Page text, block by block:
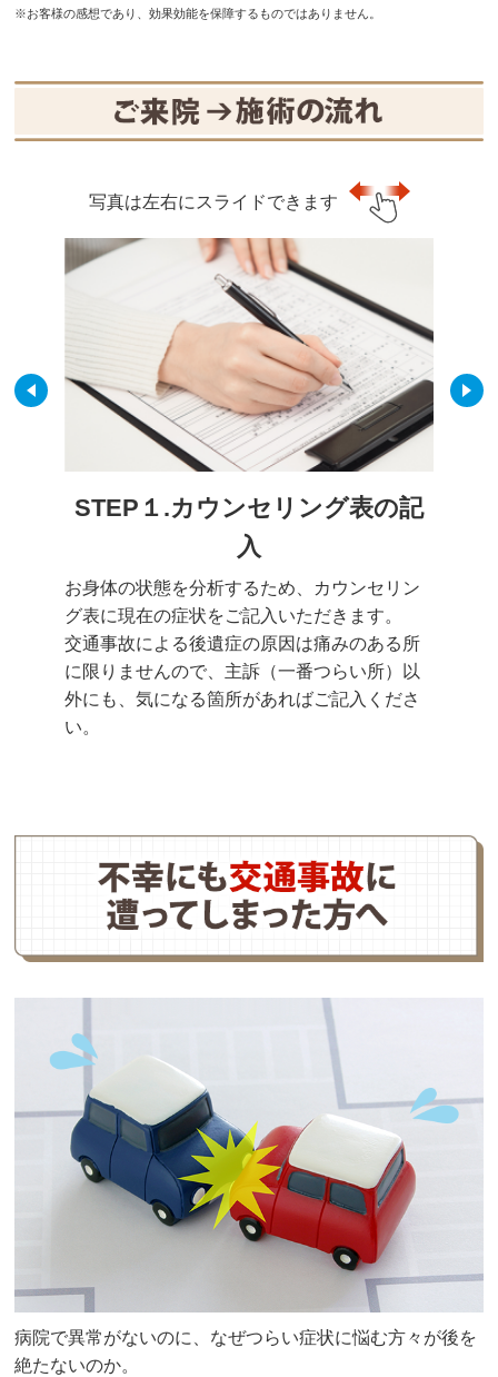
※お客様の感想であり、効果効能を保障するものではありません。
写真は左右にスライドできます
STEP１.カウンセリング表の記
入
お身体の状態を分析するため、カウンセリン
グ表に現在の症状をご記入いただきます。
交通事故による後遺症の原因は痛みのある所
に限りませんので、主訴（一番つらい所）以
外にも、気になる箇所があればご記入くださ
い。
病院で異常がないのに、なぜつらい症状に悩む方々が後を
絶たないのか。